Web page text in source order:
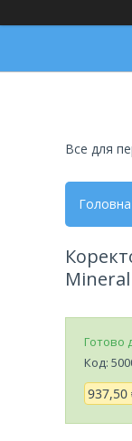
Все для
Головна
Mineral
Готово
Код:
937,50